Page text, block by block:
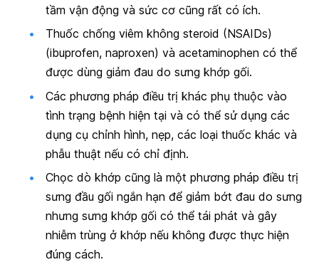
tầm vận động và sức cơ cũng rất có ích.
Thuốc chống viêm không steroid (NSAIDs)
(ibuprofen, naproxen) và acetaminophen có thể
được dùng giảm đau do sưng khớp gối.
Các phương pháp điều trị khác phụ thuộc vào
tình trạng bệnh hiện tại và có thể sử dụng các
dụng cụ chỉnh hình, nẹp, các loại thuốc khác và
phẫu thuật nếu có chỉ định.
Chọc dò khớp cũng là một phương pháp điều trị
sưng đầu gối ngắn hạn để giảm bớt đau do sưng
nhưng sưng khớp gối có thể tái phát và gây
nhiễm trùng ở khớp nếu không được thực hiện
đúng cách.